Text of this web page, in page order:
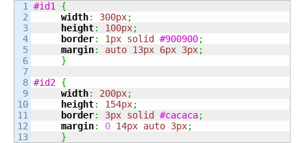
1
2
3
4
5
6
7
8
9
10
11
12
#id1
{
width: 300px;
height: 100px;
border: 1px solid #900900;
margin: auto 13px 6px 3px;
}
#id2 {
width: 200px;
height: 154px;
border: 3px solid #cacaca;
margin: 0 14px auto 3px;
}